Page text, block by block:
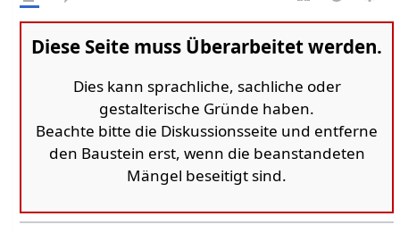
Diese Seite muss Überarbeitet werden.
Dies kann sprachliche, sachliche oder
gestalterische Gründe haben.
Beachte bitte die Diskussionsseite und entferne
den Baustein erst, wenn die beanstandeten
Mängel beseitigt sind.